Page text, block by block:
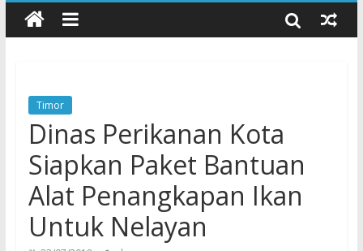
Keberlanjutan
Honda DBL 2026 East Java – North Resmi Bergulir, MPM
Timor
Dinas Perikanan Kota
Siapkan Paket Bantuan
Alat Penangkapan Ikan
Untuk Nelayan